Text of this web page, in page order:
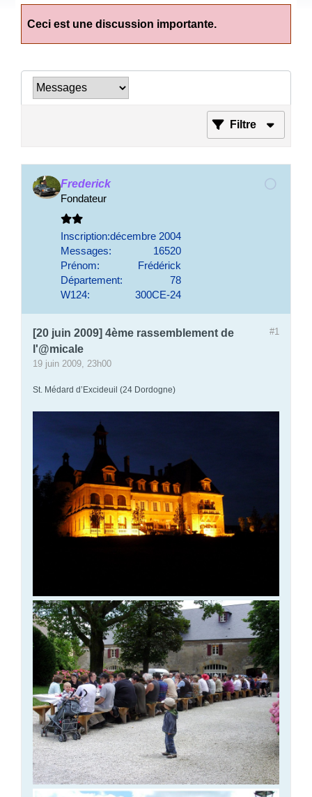
Ceci est une discussion importante.
Filtre
Frederick
Fondateur
Inscription:décembre 2004
Messages:
16520
Prénom:
Frédérick
Département:
78
W124:
300CE-24
#1
[20 juin 2009] 4ème rassemblement de
l'@micale
19 juin 2009, 23h00
St. Médard d’Excideuil (24 Dordogne)